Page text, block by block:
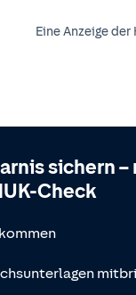
Eine Anzeige der
sichern –
Check